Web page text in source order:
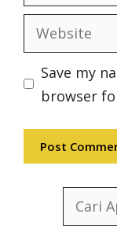
Website
Save my
browser
Search